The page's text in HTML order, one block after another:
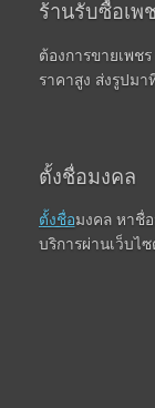
ร้านรับซื้อเพ
ต้องการขายเพช
ราคาสูง ส่งรูปม
ตั้งชื่อมงคล
ตั้งชื่อมงคล หาชื่
บริการผ่านเว็บไ